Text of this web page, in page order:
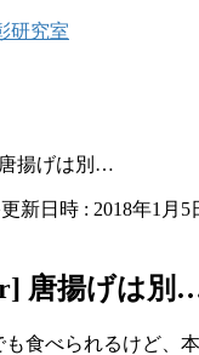
研究室
揚げは別…
新日時 : 2018年1月5
唐揚げは別
も食べられるけど、